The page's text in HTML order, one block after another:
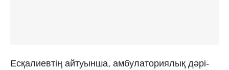
Есқалиевтің айтуынша, амбулаториялық дәрі-